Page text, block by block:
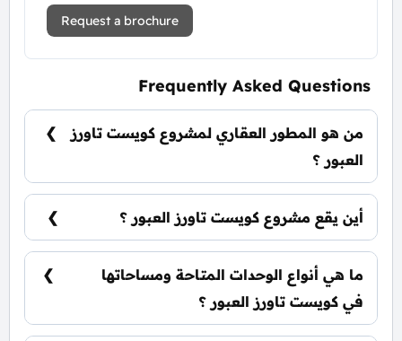
Request a brochure
Frequently Asked Questions
من هو المطور العقاري لمشروع كويست تاورز
العبور ؟
شركة معمار الأشراف للتطوير العقاري Memaar
AlAshraaf.
أين يقع مشروع كويست تاورز العبور ؟
يقع كويست تاورز في قلب مدينة العبور بالتحديد على
محور العبور الرئيسي تقاطع مع شارع مصر.
ما هي أنواع الوحدات المتاحة ومساحاتها
في كويست تاورز العبور ؟
يضم مشروع كويست تاورز العبور مجموعة متنوعة